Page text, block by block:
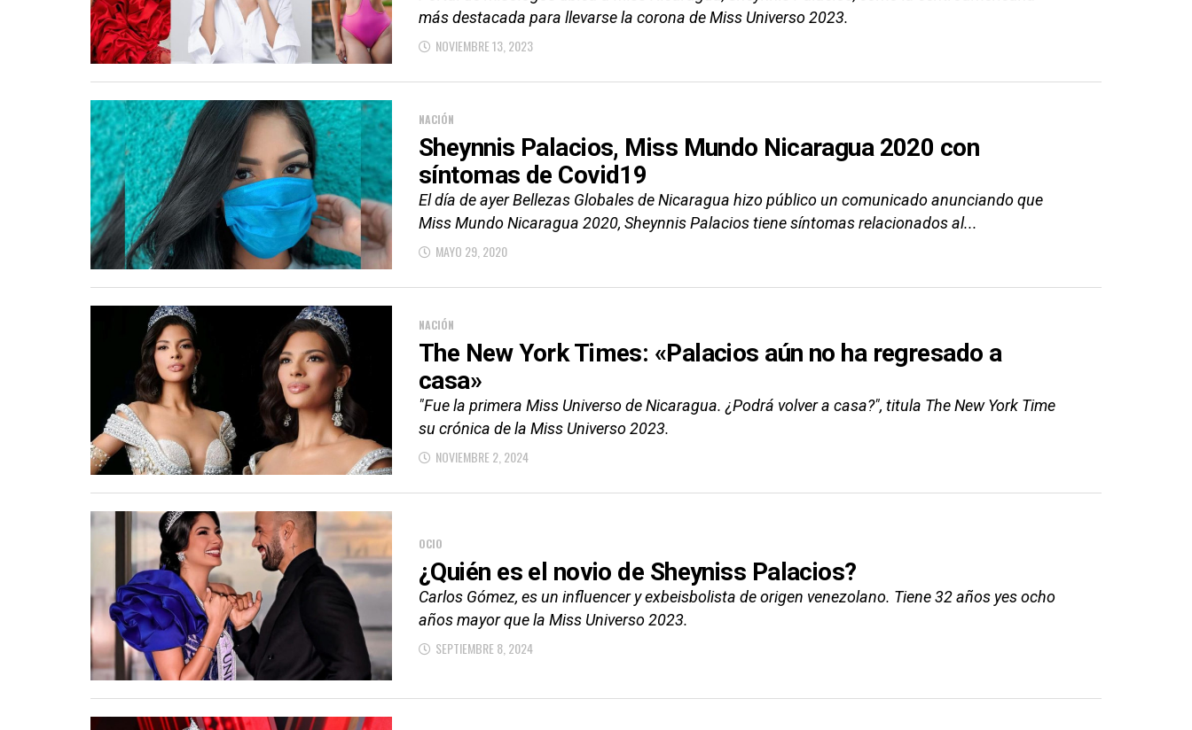
más destacada para llevarse la corona de Miss Universo 2023.
NOVIEMBRE 13, 2023
NACIÓN
Sheynnis Palacios, Miss Mundo Nicaragua 2020 con
síntomas de Covid19
El día de ayer Bellezas Globales de Nicaragua hizo público un comunicado anunciando que
Miss Mundo Nicaragua 2020, Sheynnis Palacios tiene síntomas relacionados al...
MAYO 29, 2020
NACIÓN
The New York Times: «Palacios aún no ha regresado a
casa»
"Fue la primera Miss Universo de Nicaragua. ¿Podrá volver a casa?", titula The New York Time
su crónica de la Miss Universo 2023.
NOVIEMBRE 2, 2024
OCIO
¿Quién es el novio de Sheyniss Palacios?
Carlos Gómez, es un influencer y exbeisbolista de origen venezolano. Tiene 32 años yes ocho
años mayor que la Miss Universo 2023.
SEPTIEMBRE 8, 2024